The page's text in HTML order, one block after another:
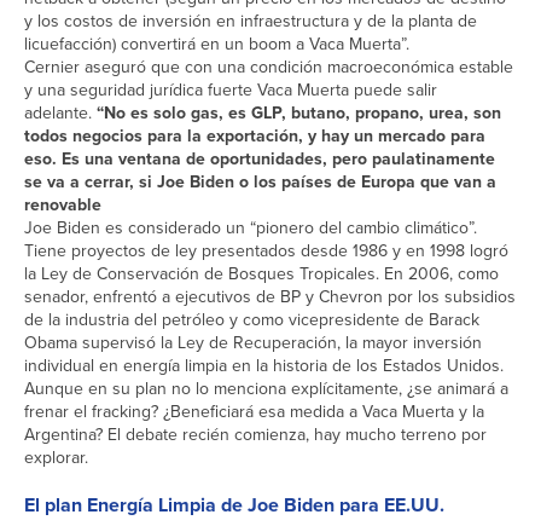
y los costos de inversión en infraestructura y de la planta de
licuefacción) convertirá en un boom a Vaca Muerta”.
Cernier aseguró que con una condición macroeconómica estable
y una seguridad jurídica fuerte Vaca Muerta puede salir
adelante.“No es solo gas, es GLP, butano, propano, urea, son
todos negocios para la exportación, y hay un mercado para
eso. Es una ventana de oportunidades, pero paulatinamente
se va a cerrar, si Joe Biden o los países de Europa que van a
renovable
Joe Biden es considerado un “pionero del cambio climático”.
Tiene proyectos de ley presentados desde 1986 y en 1998 logró
la Ley de Conservación de Bosques Tropicales. En 2006, como
senador, enfrentó a ejecutivos de BP y Chevron por los subsidios
de la industria del petróleo y como vicepresidente de Barack
Obama supervisó la Ley de Recuperación, la mayor inversión
individual en energía limpia en la historia de los Estados Unidos.
Aunque en su plan no lo menciona explícitamente, ¿se animará a
frenar el fracking? ¿Beneficiará esa medida a Vaca Muerta y la
Argentina? El debate recién comienza, hay mucho terreno por
explorar.
El plan Energía Limpia de Joe Biden para EE.UU.